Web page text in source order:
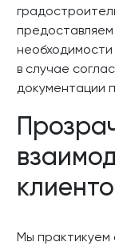
в случае
документации
Мы практикуем